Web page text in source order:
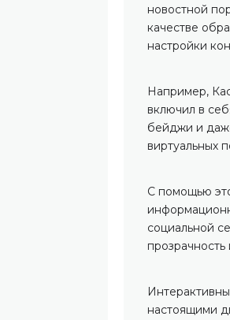
новостной
качестве
настройки
Например,
включил в
бейджи и
виртуальных
С помощью
социальной
настоящими